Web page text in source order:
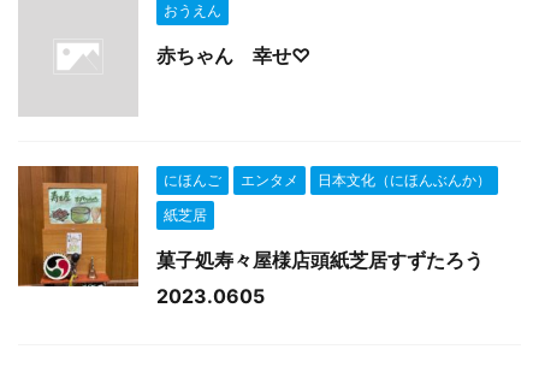
おうえん
赤ちゃん 幸せ♡
にほんご エンタメ
日本文化（にほんぶんか）
紙芝居
菓子処寿々屋様店頭紙芝居すずたろう
2023.0605